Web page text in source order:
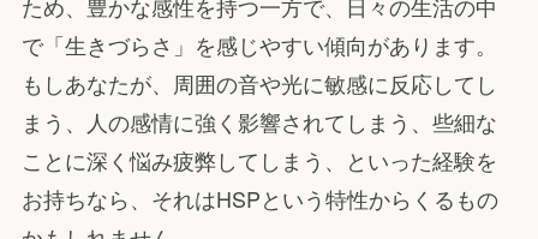
で「生きづらさ」を感じやすい傾向があります。
もしあなたが、周囲の音や光に敏感に反応してし
まう、人の感情に強く影響されてしまう、些細な
ことに深く悩み疲弊してしまう、といった経験を
お持ちなら、それはHSPという特性からくるもの